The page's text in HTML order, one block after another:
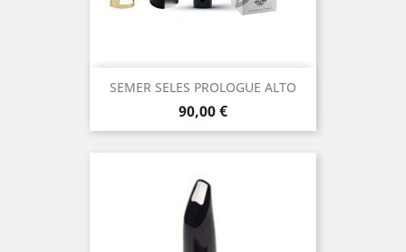
SEMER SELES PROLOGUE ALTO
Τιμή
90,00 €